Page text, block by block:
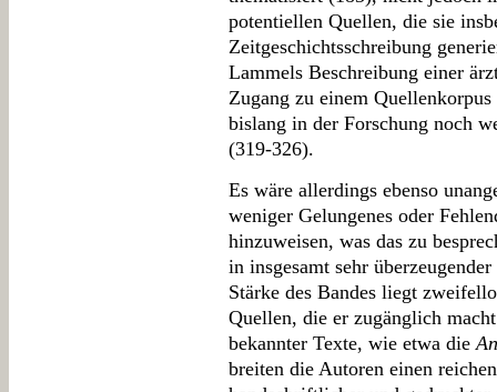
potentiellen Quellen, die sie
Zeitgeschichtsschreibung
Lammels Beschreibung einer
Zugang zu einem
bislang in der Forschung noch
(319-326).
Es wäre allerdings ebenso
weniger Gelungenes oder
hinzuweisen, was das zu
in insgesamt sehr
Stärke des Bandes liegt
Quellen, die er zugänglich
bekannter Texte, wie etwa die
breiten die Autoren einen